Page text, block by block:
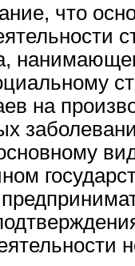
что
на